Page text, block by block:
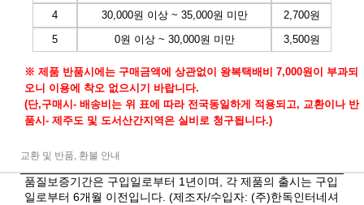
4
30,000원 이상 ~ 35,000원 미만
2,700원
5
0원 이상 ~ 30,000원 미만 3,500원
※ 제품 반품시에는 구매금액에 상관없이 왕복택배비 7,000원이 부과되
오니 이용에 착오 없으시기 바랍니다.
(단,구매시- 배송비는 위 표에 따라 전국동일하게 적용되고, 교환이나 반
품시- 제주도 및 도서산간지역은 실비로 청구됩니다.)
교환 및 반품, 환불 안내
품질보증기간은 구입일로부터 1년이며, 각 제품의 출시는 구입
일로부터 6개월 이전입니다. (제조자/수입자: (주)한독인터네셔